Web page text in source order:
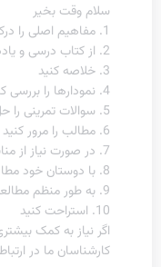
سلام وقت بخیر
1. مفاهیم اصلی را درک کنید
2. از کتاب درسی و یادداشت های خود به طور مؤثر استفاده کنید
3. خلاصه کنید
4. نمودارها را بررسی کنید
5. سوالات تمرینی را حل کنید
6. مطالب را مرور کنید
7. در صورت نیاز از منابع اضافی استفاده کنید
8. با دوستان خود مطالعه کنید
9. به طور منظم مطالعه کنید
10. استراحت کنید
اگر نیاز به کمک
کارشناسان ما در